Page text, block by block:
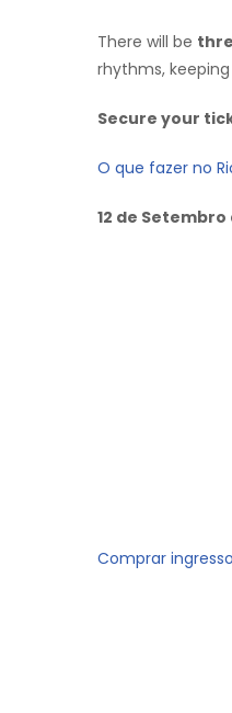
There will be
rhythms,
Secure your
O que fazer no
12 de Setembro
Comprar